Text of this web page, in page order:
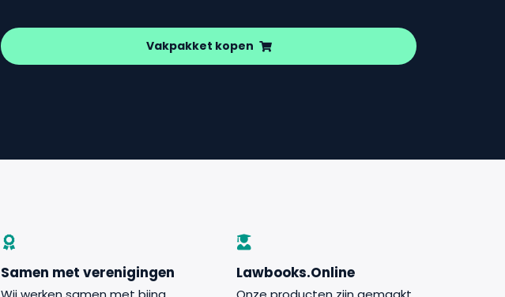
Vakpakket kopen
Samen met verenigingen Lawbooks.Online